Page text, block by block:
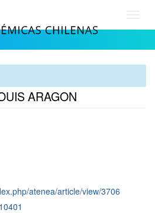
ARAGON
atenea/article/view/3706